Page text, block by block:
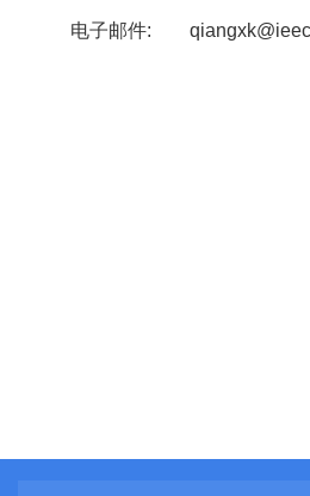
电子邮件: